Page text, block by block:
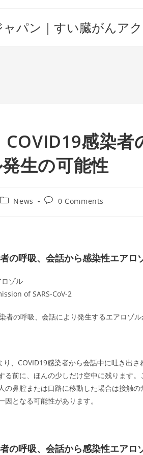
パン｜すい臓がんア
感染者
生の可能性
PostNews
Post0 Comments
の呼吸、会話から感染性エアロ
ゾル
of SARS-CoV-2
者の呼吸、会話により発生するエアロゾ
、COVID19感染者から会話中に吐き出
る前に、ほんの少しだけ空中に残ります
の鼻腔または口路に移動した場合は接触
となる可能性があります。
の呼吸、会話から感染性エアロ